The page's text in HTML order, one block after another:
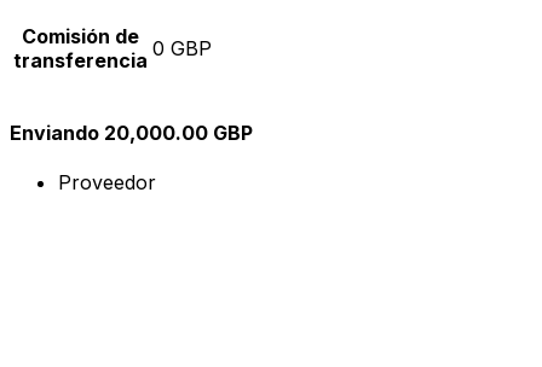
Comisión de
transferencia 0 GBP
Enviando 20,000.00 GBP
Proveedor